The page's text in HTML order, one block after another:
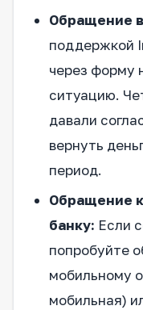
Обращение
поддержкой
через форму
ситуацию.
давали
вернуть
период.
Обращение
банку: Если
попробуйте
мобильному
мобильная)